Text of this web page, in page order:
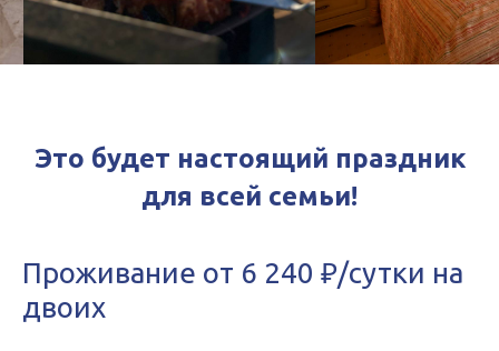
Это будет настоящий праздник
для всей семьи!
Проживание от 6 240 ₽/сутки на
двоих